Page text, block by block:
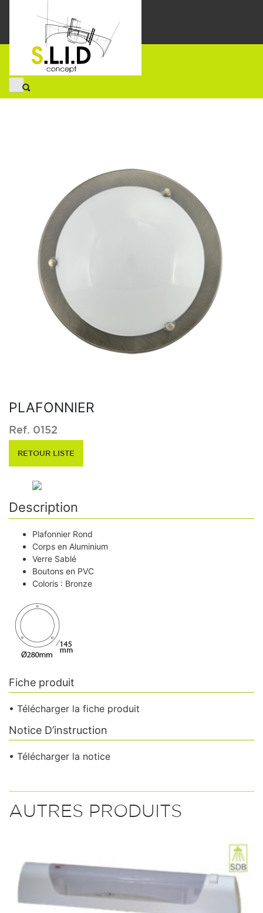
PLAFONNIER
Ref. 0152
RETOUR LISTE
Description
Plafonnier Rond
Corps en Aluminium
Verre Sablé
Boutons en PVC
Coloris : Bronze
Fiche produit
• Télécharger la fiche produit
Notice D’instruction
• Télécharger la notice
AUTRES PRODUITS